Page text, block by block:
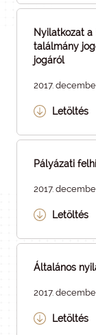
Nyilatkozat a
találmány
jogáról
2017.
Letöltés
Pályázati
2017.
Letöltés
Általános
2017.
Letöltés